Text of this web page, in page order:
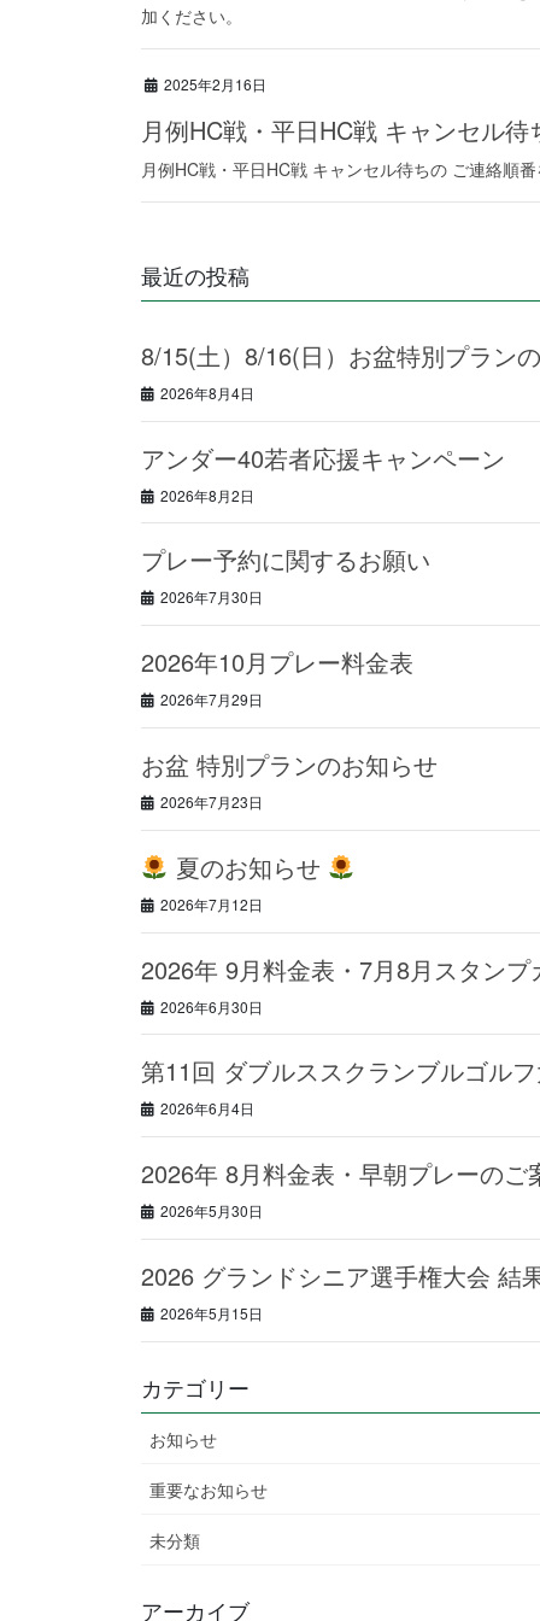
加ください。
2025年2月16日
月例HC戦・平日HC戦 キャンセル
月例HC戦・平日HC戦 キャンセル待ちの ご連絡順
最近の投稿
8/15(土）8/16(日）お盆特別プラン
2026年8月4日
アンダー40若者応援キャンペーン
2026年8月2日
プレー予約に関するお願い
2026年7月30日
2026年10月プレー料金表
2026年7月29日
お盆 特別プランのお知らせ
2026年7月23日
夏のお知らせ
2026年7月12日
2026年 9月料金表・7月8月スタン
2026年6月30日
第11回 ダブルススクランブルゴル
2026年6月4日
2026年 8月料金表・早朝プレーのご
2026年5月30日
2026 グランドシニア選手権大会 結
2026年5月15日
カテゴリー
お知らせ
重要なお知らせ
未分類
アーカイブ